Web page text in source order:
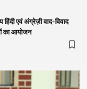
एवं अंग्रेज़ी वाद-विवाद
का आयोजन